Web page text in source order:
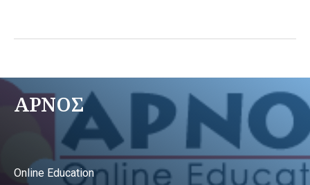
ΑΡΝΟΣ
Online Education